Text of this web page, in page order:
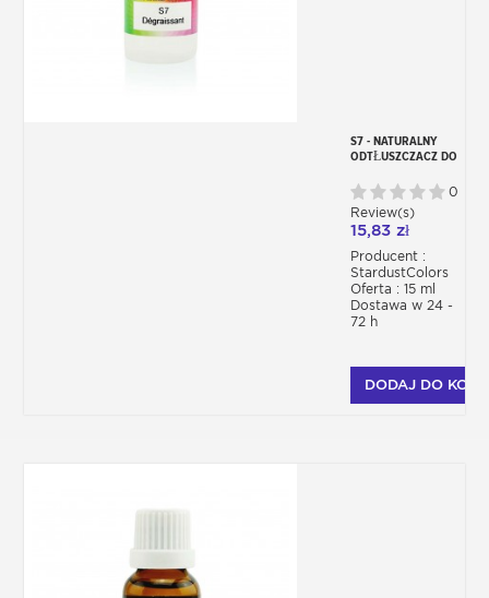
S7 - NATURALNY
ODTŁUSZCZACZ DO
0
Review(s)
15,83 zł
Producent :
StardustColors
Oferta : 15 ml
Dostawa w 24 -
72 h
DODAJ DO